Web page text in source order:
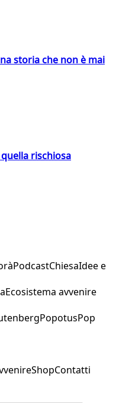
storia che non è mai
rischiosa
PodcastChiesaIdee e
Ecosistema avvenire
PopotusPop
ShopContatti